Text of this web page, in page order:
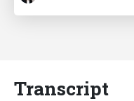
Transcript